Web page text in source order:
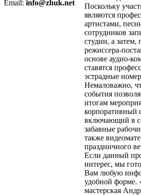
Email: info@zhuk.net
Поскольку
являются
артистами,
сотрудников
студии, а затем,
режиссера-
основе аудио-
ставятся
эстрадные
Немаловажно,
события
итогам
корпоративный
включающий в
забавные
также
праздничного
Если данный
интерес, мы
Вам любую
удобной форме.
мастерская